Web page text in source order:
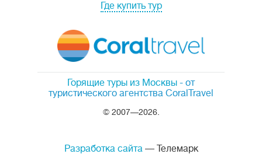
Горящие туры из Москвы - от
туристического агентства CoralTravel
© 2007—2026.
Где купить тур
Разработка сайта— Телемарк